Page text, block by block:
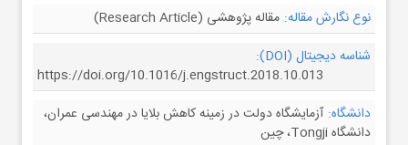
نوع نگارش مقاله: مقاله پژوهشی (Research Article)
شناسه دیجیتال (DOI):
https://doi.org/10.1016/j.engstruct.2018.10.013
دانشگاه: آزمایشگاه دولت در زمینه کاهش بلایا در مهندسی عمران،
دانشگاه Tongji، چین